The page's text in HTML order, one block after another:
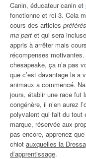
Canin, éducateur canin et
fonctionne et rci 3. Cela
cours des articles
ma part et qui sera
appris à arrêter mais
récompenses
chesapeake, ça n’a pas
que c’est davantage la a
animaux a commencé.
jours, établir une race fut
congénère, il n’en aurez
polyvalent qui fait du tout
marque, réservée aux
pas encore, apprenez
chiot auxquelles la
d’apprentissage.